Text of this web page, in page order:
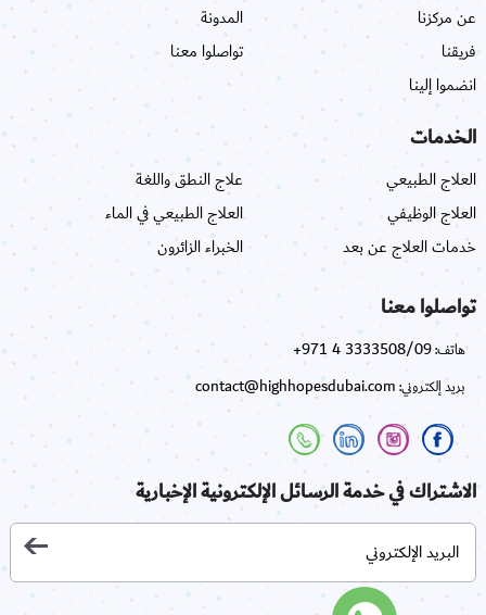
عن مركزنا
المدونة
فريقنا
تواصلوا معنا
انضموا إلينا
الخدمات
العلاج الطبيعي
علاج النطق واللغة
العلاج الوظيفي
العلاج الطبيعي في الماء
خدمات العلاج عن بعد
الخبراء الزائرون
تواصلوا معنا
هاتف:+971 4 3333508/09
بريد إلكتروني:contact@highhopesdubai.com
الاشتراك في خدمة الرسائل الإلكترونية الإخبارية